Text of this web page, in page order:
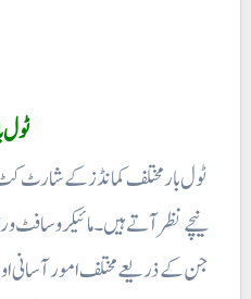
ٹول بار
ٹول بار مختلف کمانڈز کے شارٹ
نیچے نظر آتے ہیں۔ مائیکر وسافٹ
جن کے ذریعے مختلف امور آسانی